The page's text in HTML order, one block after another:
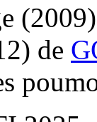
(2009)
de